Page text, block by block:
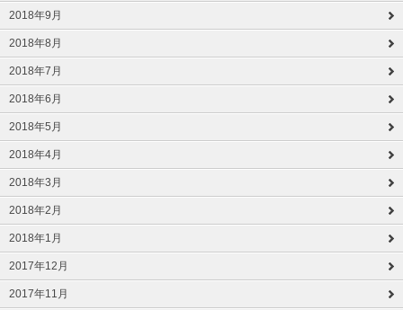
2018年9月
2018年8月
2018年7月
2018年6月
2018年5月
2018年4月
2018年3月
2018年2月
2018年1月
2017年12月
2017年11月